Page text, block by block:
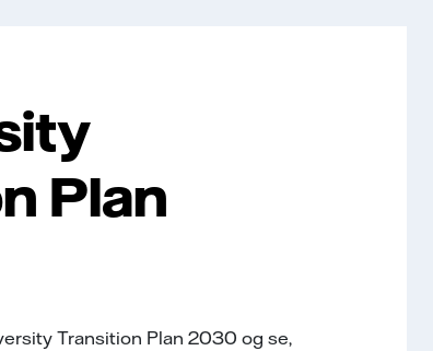
Plan
Transition Plan 2030 og se,